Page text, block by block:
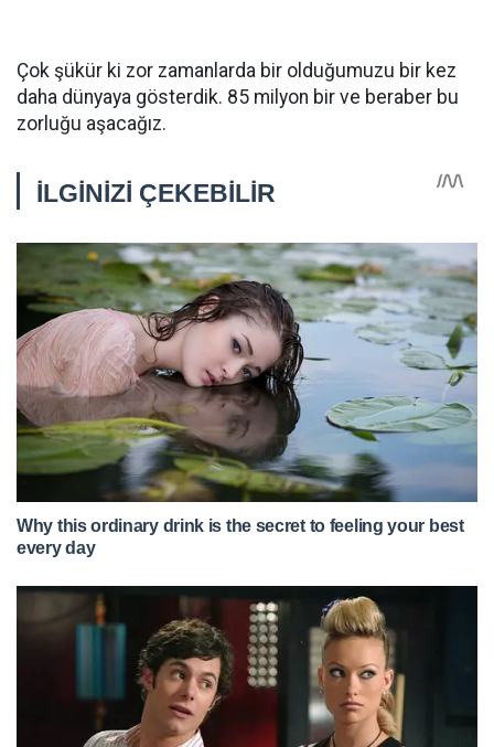
Çok şükür ki zor zamanlarda bir olduğumuzu bir kez
daha dünyaya gösterdik. 85 milyon bir ve beraber bu
zorluğu aşacağız.